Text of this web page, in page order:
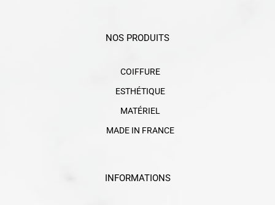
NOS PRODUITS
COIFFURE
ESTHÉTIQUE
MATÉRIEL
MADE IN FRANCE
INFORMATIONS